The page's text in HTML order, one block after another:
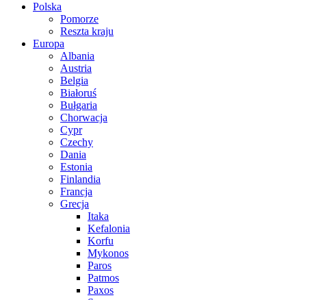
Polska
Pomorze
Reszta kraju
Europa
Albania
Austria
Belgia
Białoruś
Bułgaria
Chorwacja
Cypr
Czechy
Dania
Estonia
Finlandia
Francja
Grecja
Itaka
Kefalonia
Korfu
Mykonos
Paros
Patmos
Paxos